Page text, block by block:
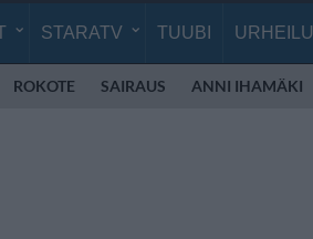
STARATV TUUBI URHEILU
ROKOTE SAIRAUS ANNI IHAMÄKI